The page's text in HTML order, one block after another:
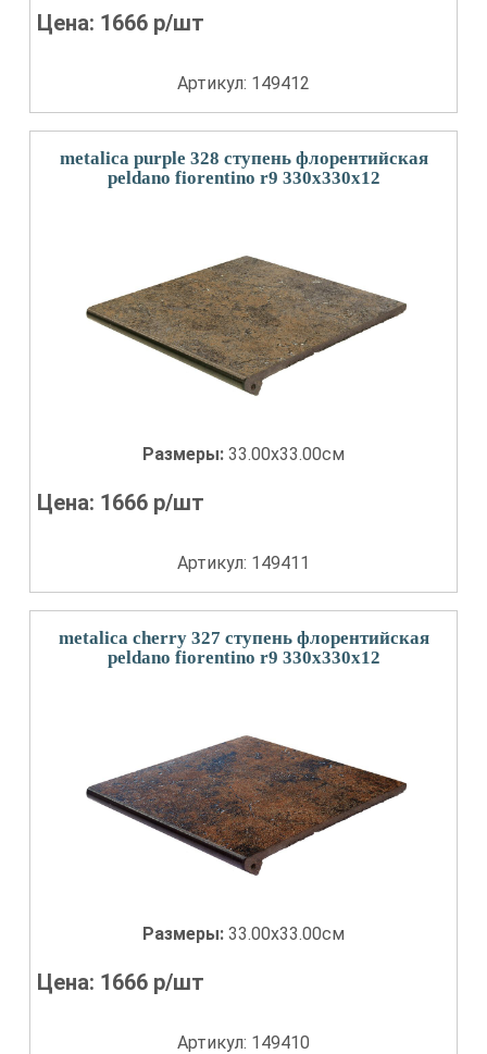
Цена: 1666 р/шт
Артикул: 149412
metalica purple 328 ступень флорентийская
peldano fiorentino r9 330x330x12
Размеры: 33.00x33.00см
Цена: 1666 р/шт
Артикул: 149411
metalica cherry 327 ступень флорентийская
peldano fiorentino r9 330x330x12
Размеры: 33.00x33.00см
Цена: 1666 р/шт
Артикул: 149410